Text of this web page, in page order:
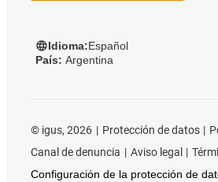
Idioma:Español
País: Argentina
© igus, 2026 Protección de datos
Canal de denuncia
Aviso legal
Configuración de la protección de